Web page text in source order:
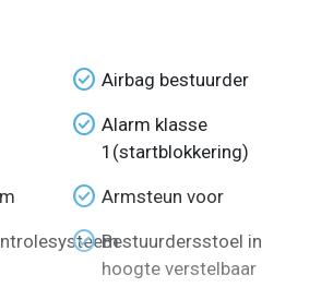
check_circle Airbag bestuurder
check_circle Alarm klasse
1(startblokkering)
check_circle Armsteun voor
check_circle Bestuurdersstoel in
hoogte verstelbaar